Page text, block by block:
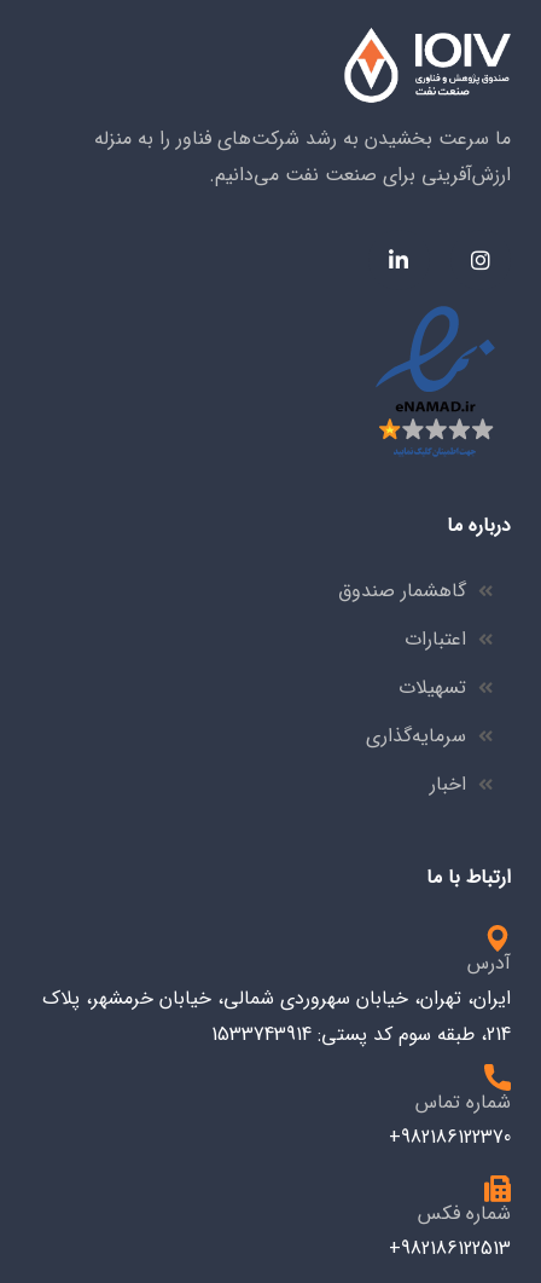
ما سرعت بخشیدن به رشد شرکت‌های فناور را به منزله
ارزش‌آفرینی برای صنعت نفت می‌دانیم.
درباره ما
گاهشمار صندوق
اعتبارات
تسهیلات
سرمایه‌گذاری
اخبار
ارتباط با ما
آدرس
ایران، تهران، خیابان سهروردی شمالی، خیابان خرمشهر، پلاک
214، طبقه سوم کد پستی: 1533743914
شماره تماس
982186122370+
شماره فکس
982186122513+